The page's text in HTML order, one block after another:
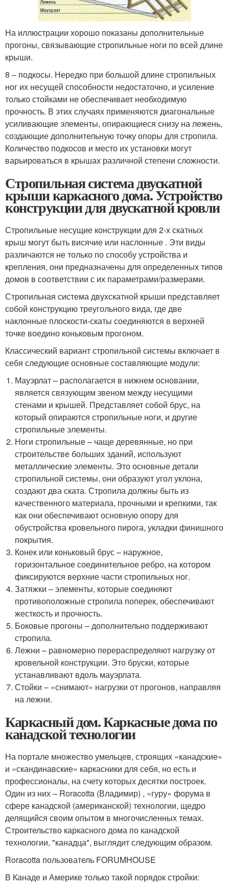
На иллюстрации хорошо показаны дополнительные
прогоны, связывающие стропильные ноги по всей длине
крыши.
8 – подкосы. Нередко при большой длине стропильных
ног их несущей способности недостаточно, и усиление
только стойками не обеспечивает необходимую
прочность. В этих случаях применяются диагональные
усиливающие элементы, опирающиеся снизу на лежень,
создающие дополнительную точку опоры для стропила.
Количество подкосов и место их установки могут
варьироваться в крышах различной степени сложности.
Стропильная система двускатной
крыши каркасного дома. Устройство
конструкции для двускатной кровли
Стропильные несущие конструкции для 2-х скатных
крыш могут быть висячие или наслонные . Эти виды
различаются не только по способу устройства и
крепления, они предназначены для определенных типов
домов в соответствии с их параметрами/размерами.
Стропильная система двухскатной крыши представляет
собой конструкцию треугольного вида, где две
наклонные плоскости-скаты соединяются в верхней
точке воедино коньковым прогоном.
Классический вариант стропильной системы включает в
себя следующие основные составляющие модули:
Мауэрлат – располагается в нижнем основании,
является связующим звеном между несущими
стенами и крышей. Представляет собой брус, на
который опираются стропильные ноги, и другие
стропильные элементы.
Ноги стропильные – чаще деревянные, но при
строительстве больших зданий, используют
металлические элементы. Это основные детали
стропильной системы, они образуют угол уклона,
создают два ската. Стропила должны быть из
качественного материала, прочными и крепкими, так
как они обеспечивают основную опору для
обустройства кровельного пирога, укладки финишного
покрытия.
Конек или коньковый брус – наружное,
горизонтальное соединительное ребро, на котором
фиксируются верхние части стропильных ног.
Затяжки – элементы, которые соединяют
противоположные стропила поперек, обеспечивают
жесткость и прочность.
Боковые прогоны – дополнительно поддерживают
стропила.
Лежни – равномерно перераспределяют нагрузку от
кровельной конструкции. Это бруски, которые
устанавливают вдоль мауэрлата.
Стойки – «снимают» нагрузки от прогонов, направляя
на лежни.
Каркасный дом. Каркасные дома по
канадской технологии
На портале множество умельцев, строящих «канадские»
и «скандинавские» каркасники для себя, но есть и
профессионалы, на счету которых десятки построек.
Один из них – Roracotta (Владимир) , «гуру» форума в
сфере канадской (американской) технологии, щедро
делящийся своим опытом в многочисленных темах.
Строительство каркасного дома по канадской
технологии, "канадца", выглядит следующим образом.
Roracotta пользователь FORUMHOUSE
В Канаде и Америке только такой порядок стройки: